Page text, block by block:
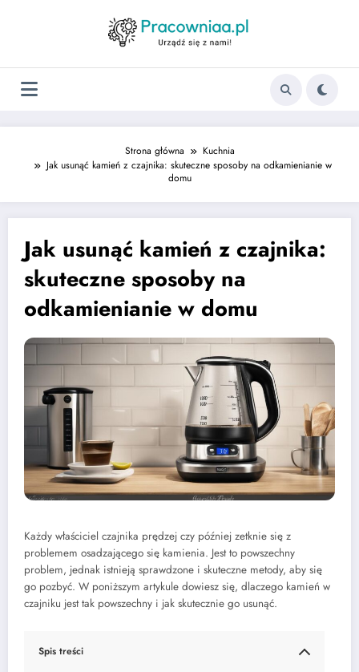
Strona główna
Kuchnia
Jak usunąć kamień z czajnika: skuteczne sposoby na odkamienianie w
domu
Jak usunąć kamień z czajnika:
skuteczne sposoby na
odkamienianie w domu
Każdy właściciel czajnika prędzej czy później zetknie się z
problemem osadzającego się kamienia. Jest to powszechny
problem, jednak istnieją sprawdzone i skuteczne metody, aby się
go pozbyć. W poniższym artykule dowiesz się, dlaczego kamień w
czajniku jest tak powszechny i jak skutecznie go usunąć.
Spis treści